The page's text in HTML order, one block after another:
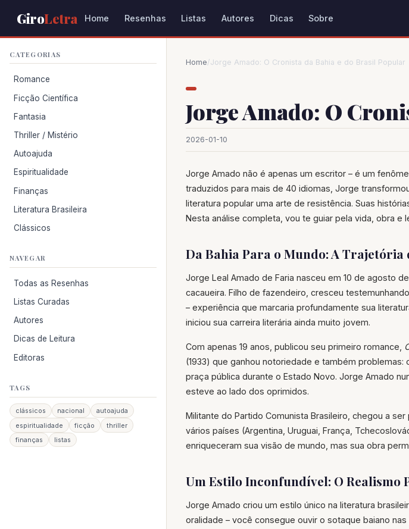
GiroLetra Home Resenhas Listas Autores Dicas Sobre
CATEGORIAS
Romance
Ficção Científica
Fantasia
Thriller / Mistério
Autoajuda
Espiritualidade
Finanças
Literatura Brasileira
Clássicos
NAVEGAR
Todas as Resenhas
Listas Curadas
Autores
Dicas de Leitura
Editoras
TAGS
clássicos nacional
autoajuda
espiritualidade
ficção
thriller
finanças
listas
Home/Jorge Amado: O Cronista da Bahia e do Brasil Popular
Jorge Amado: O
2026-01-10
Jorge Amado não é apenas um escritor – é um
traduzidos para mais de 40 idiomas, Jorge
literatura popular uma arte de resistência. Suas
Nesta análise completa, vou te guiar pela vida, obra e
Da Bahia Para o Mundo: A Trajetória
Jorge Leal Amado de Faria nasceu em 10 de agosto
cacaueira. Filho de fazendeiro, cresceu
– experiência que marcaria profundamente sua
iniciou sua carreira literária ainda muito jovem.
Com apenas 19 anos, publicou seu primeiro romance,
(1933) que ganhou notoriedade e também
praça pública durante o Estado Novo. Jorge Amado
esteve ao lado dos oprimidos.
Militante do Partido Comunista Brasileiro, chegou a
vários países (Argentina, Uruguai, França,
enriqueceram sua visão de mundo, mas sua obra
Um Estilo Inconfundível: O Realismo
Jorge Amado criou um estilo único na literatura
oralidade – você consegue ouvir o sotaque baiano